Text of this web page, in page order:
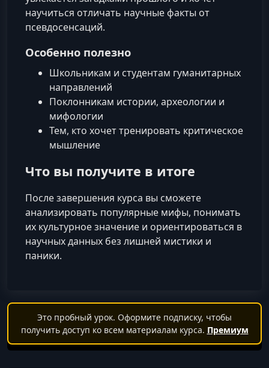
научиться отличать научные факты от
псевдосенсаций.
Особенно полезно
Школьникам и студентам гуманитарных
направлений
Поклонникам истории, археологии и
мифологии
Тем, кто хочет тренировать критическое
мышление
Что вы получите в итоге
После завершения курса вы сможете
анализировать популярные мифы, понимать
их культурное значение и ориентироваться в
научных данных без лишней мистики и
паники.
Это пробный урок. Оформите подписку, чтобы
получить доступ ко всем материалам курса. Премиум